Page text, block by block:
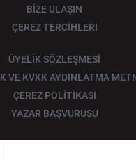
BİZE ULAŞIN
ÇEREZ TERCİHLERİ
ÜYELİK SÖZLEŞMESİ
VE KVKK AYDINLATMA
ÇEREZ POLİTİKASI
YAZAR BAŞVURUSU